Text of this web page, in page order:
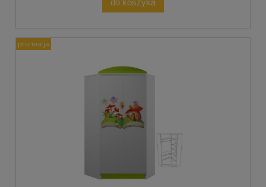
do koszyka
promocja